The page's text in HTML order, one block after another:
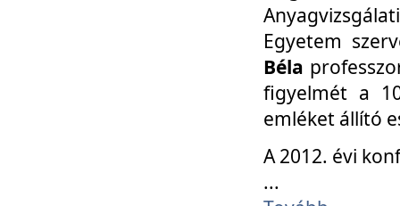
Egyetem
Béla
figyelmét a
emléket állító
A 2012. évi
...